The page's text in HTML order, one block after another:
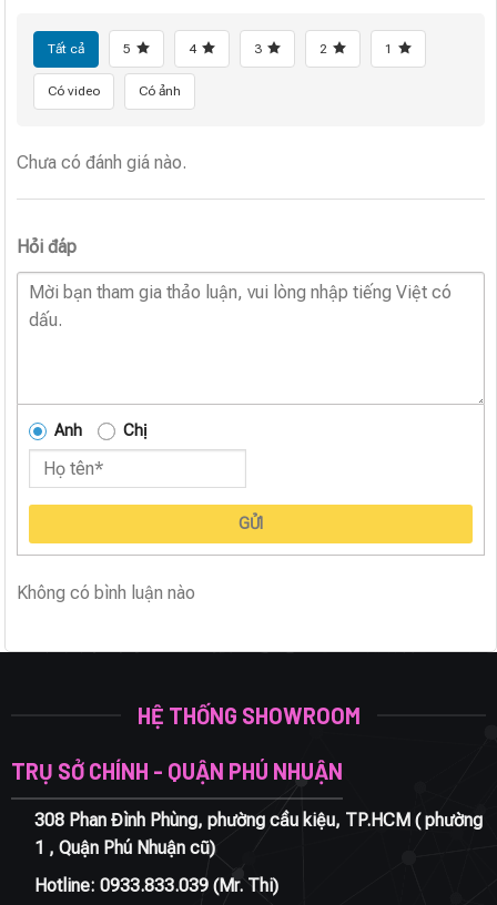
Tất cả 5 4 3 2 1
Có video Có ảnh
Chưa có đánh giá nào.
Hỏi đáp
Anh Chị
GỬI
Không có bình luận nào
HỆ THỐNG SHOWROOM
TRỤ SỞ CHÍNH - QUẬN PHÚ NHUẬN
308 Phan Đình Phùng, phường cầu kiệu, TP.HCM ( phường
1 , Quận Phú Nhuận cũ)
Hotline: 0933.833.039(Mr. Thi)